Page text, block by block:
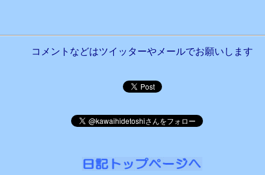
コメントなどはツイッターやメールでお願いします